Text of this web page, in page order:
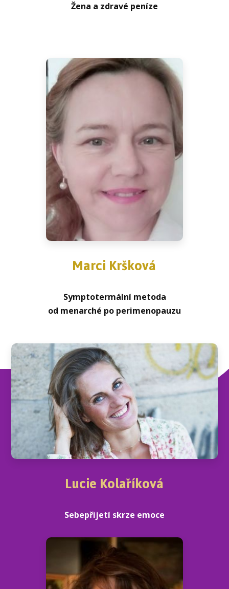
Žena a zdravé peníze
Marci Kršková
Symptotermální metoda
od menarché po perimenopauzu
Lucie Kolaříková
Sebepřijetí skrze emoce